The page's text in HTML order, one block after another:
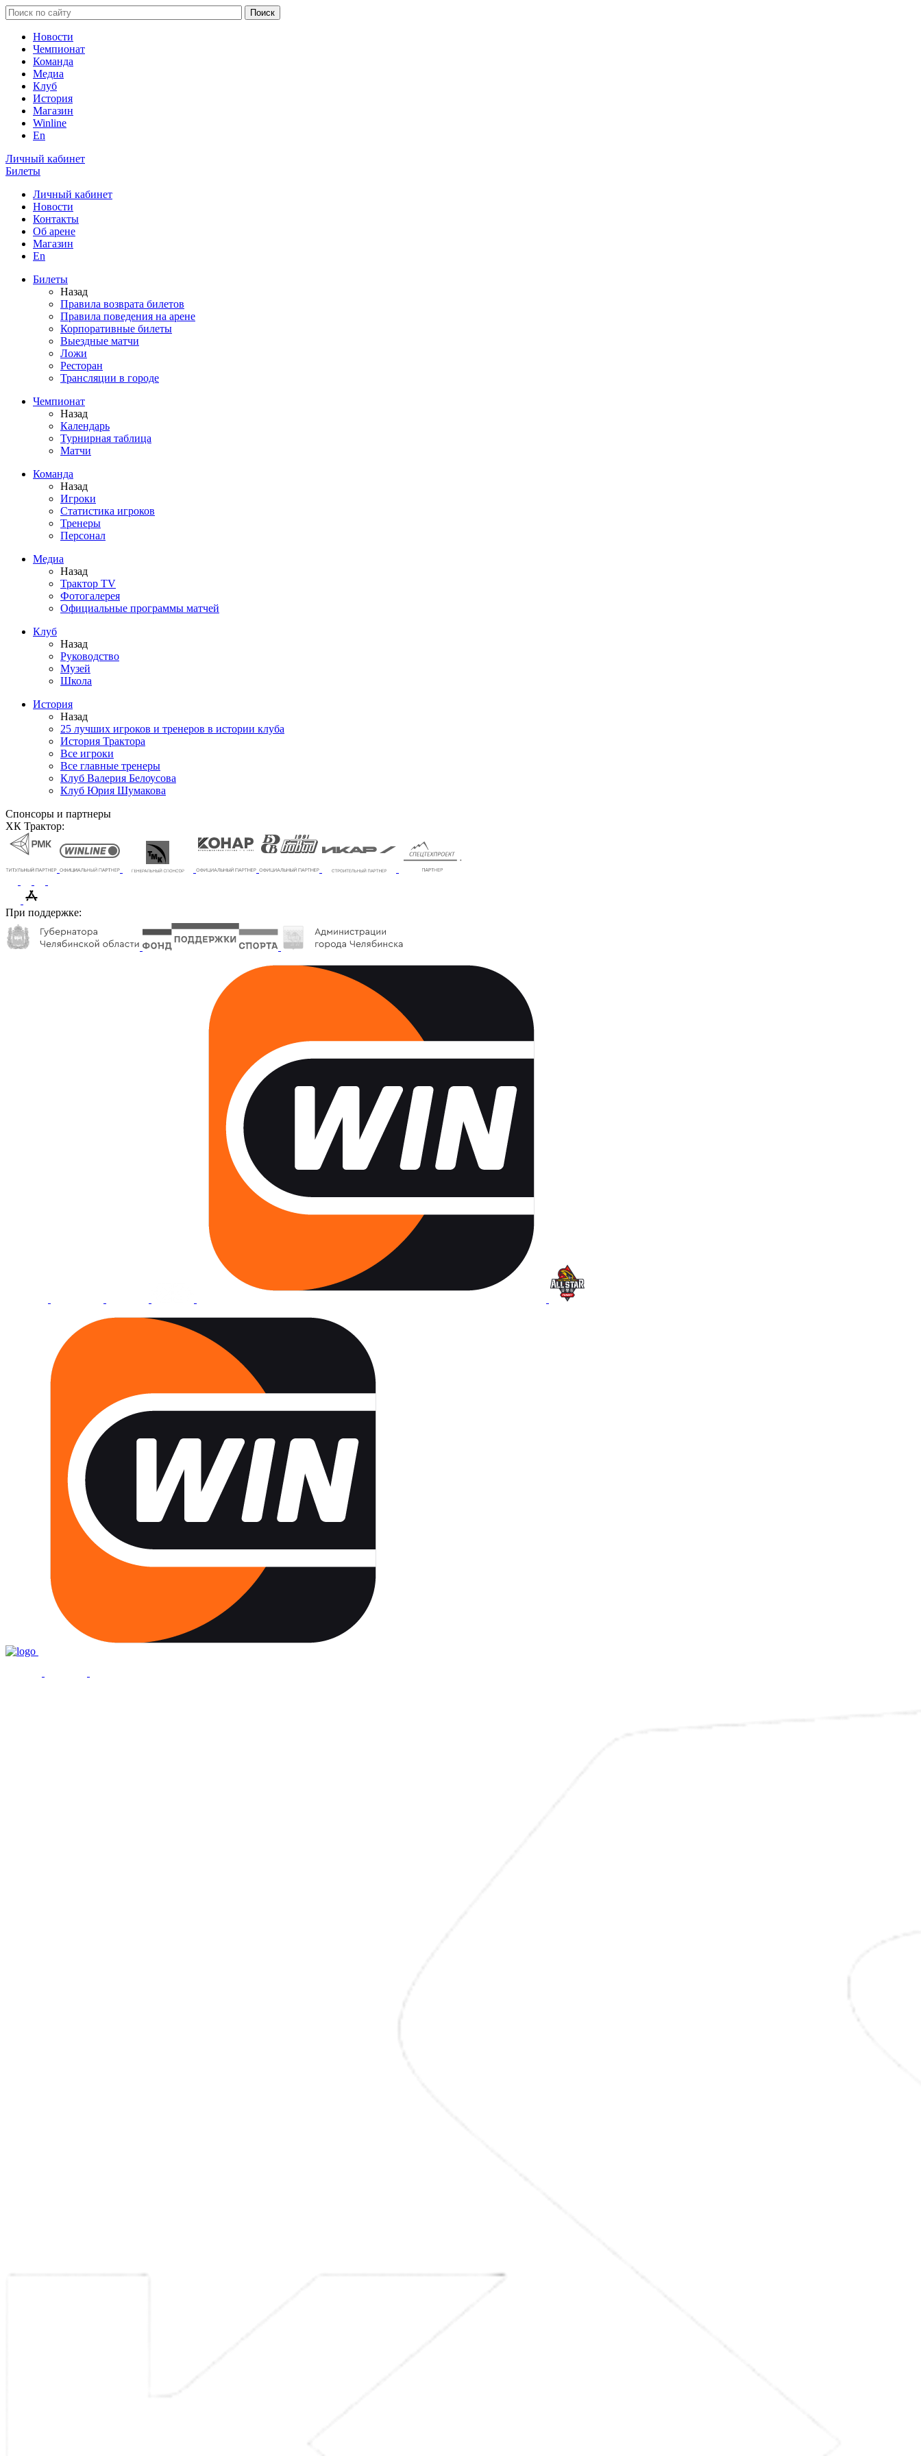
Новости
Чемпионат
Команда
Медиа
Клуб
История
Магазин
Winline
En
Личный кабинет
Билеты
Личный кабинет
Новости
Контакты
Об арене
Магазин
En
Билеты
Назад
Правила возврата билетов
Правила поведения на арене
Корпоративные билеты
Выездные матчи
Ложи
Ресторан
Трансляции в городе
Чемпионат
Назад
Календарь
Турнирная таблица
Матчи
Команда
Назад
Игроки
Статистика игроков
Тренеры
Персонал
Медиа
Назад
Трактор TV
Фотогалерея
Официальные программы матчей
Клуб
Назад
Руководство
Музей
Школа
История
Назад
25 лучших игроков и тренеров в истории клуба
История Трактора
Все игроки
Все главные тренеры
Клуб Валерия Белоусова
Клуб Юрия Шумакова
Спонсоры и партнеры
ХК Трактор:
При поддержке: